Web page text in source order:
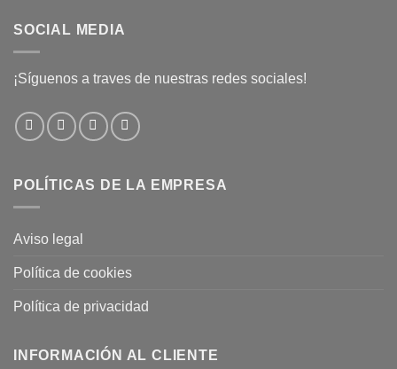
SOCIAL MEDIA
¡Síguenos a traves de nuestras redes sociales!
POLÍTICAS DE LA EMPRESA
Aviso legal
Política de cookies
Política de privacidad
INFORMACIÓN AL CLIENTE